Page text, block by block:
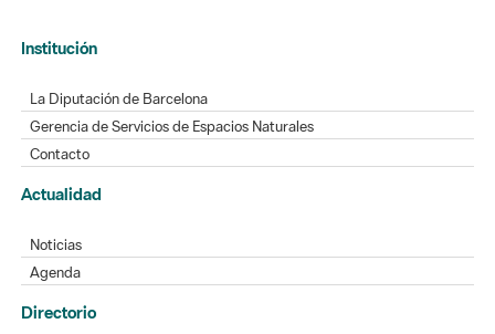
Institución
La Diputación de Barcelona
Gerencia de Servicios de Espacios Naturales
Contacto
Actualidad
Noticias
Agenda
Directorio